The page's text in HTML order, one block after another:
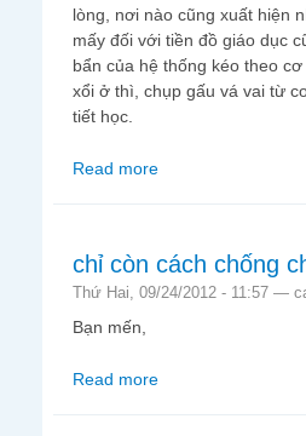
lòng, nơi nào cũng xuất hiện
mấy đối với tiền đồ giáo dục
bẩn của hệ thống kéo theo
xổi ở thì, chụp gấu vá vai từ
tiết học.
Read more
chỉ còn cách chống
Thứ Hai, 09/24/2012 - 11:57 —
Bạn mến,
Read more